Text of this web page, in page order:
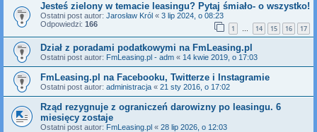
Jesteś zielony w temacie leasingu? Pytaj śmiało- o wszystko!
Ostatni post autor: Jarosław Król « 3 lip 2024, o 08:23
Odpowiedzi: 166 1 … 14 15 16 17
Dział z poradami podatkowymi na FmLeasing.pl
Ostatni post autor: FmLeasing.pl - adm « 14 kwie 2019, o 17:03
FmLeasing.pl na Facebooku, Twitterze i Instagramie
Ostatni post autor: administracja « 21 sty 2016, o 17:02
Rząd rezygnuje z ograniczeń darowizny po leasingu. 6
miesięcy zostaje
Ostatni post autor: FmLeasing.pl « 28 lip 2026, o 12:03